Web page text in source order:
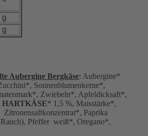
g
g
Aubergine Bergkäse: Aubergine*
Sonnenblumenkerne*,
Zwiebeln*, Apfeldicksaft*,
* 1,5 %, Maisstärke*,
Paprika
Pfeffer weiß*, Oregano*,